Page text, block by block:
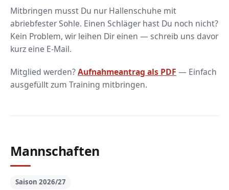
Mitbringen musst Du nur Hallenschuhe mit
abriebfester Sohle. Einen Schläger hast Du noch nicht?
Kein Problem, wir leihen Dir einen — schreib uns davor
kurz eine E-Mail.
Mitglied werden?Aufnahmeantrag als PDF — Einfach
ausgefüllt zum Training mitbringen.
Mannschaften
Saison 2026/27